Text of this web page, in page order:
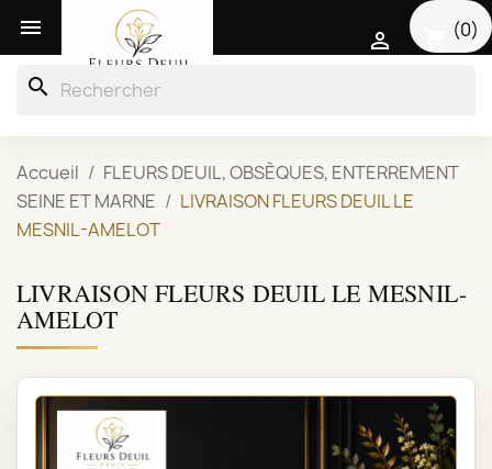
 (0)

search
Accueil
FLEURS DEUIL, OBSÈQUES, ENTERREMENT
SEINE ET MARNE
LIVRAISON FLEURS DEUIL LE
MESNIL-AMELOT
LIVRAISON FLEURS DEUIL LE MESNIL-
AMELOT